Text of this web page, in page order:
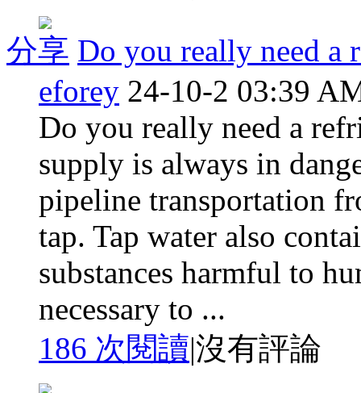
分享 Do you really need a
eforey 24-10-2 03:39
Do you really need a
supply is always in
pipeline transportation
tap. Tap water also
substances harmful to
necessary to ...
186 次閱讀|沒有評論